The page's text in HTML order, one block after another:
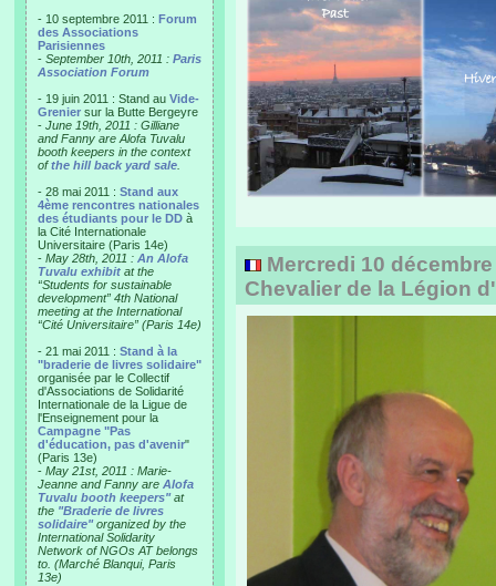
- 10 septembre 2011 : Forum
des Associations
Parisiennes
- September 10th, 2011 : Paris
Association Forum
- 19 juin 2011 : Stand au Vide-
Grenier sur la Butte Bergeyre
- June 19th, 2011 : Gilliane
and Fanny are Alofa Tuvalu
booth keepers in the context
ofthe hill back yard sale
- 28 mai 2011 : Stand aux
4ème rencontres nationales
des étudiants pour le DD à
la Cité Internationale
Universitaire (Paris 14e)
- May 28th, 2011 : An Alofa
Tuvalu exhibit at the
“Students for sustainable
development” 4th National
meeting at the International
“Cité Universitaire” (Paris 14e)
- 21 mai 2011 : Stand à la
"braderie de livres solidaire"
organisée par le Collectif
d'Associations de Solidarité
Internationale de la Ligue de
l'Enseignement pour la
Campagne "Pas
d'éducation, pas d'avenir"
(Paris 13e)
- May 21st, 2011 : Marie-
Jeanne and Fanny are Alofa
Tuvalu booth keepers"at
the "Braderie de livres
solidaire"organized by the
International Solidarity
Network of NGOs AT belongs
to. (Marché Blanqui, Paris
13e)
Mercredi 10
Chevalier de la Légion